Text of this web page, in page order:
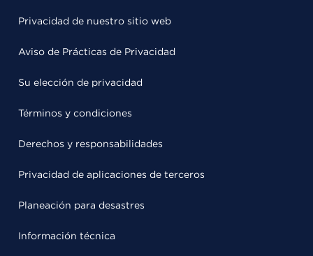
Privacidad de nuestro sitio web
Aviso de Prácticas de Privacidad
Su elección de privacidad
Términos y condiciones
Derechos y responsabilidades
Privacidad de aplicaciones de terceros
Planeación para desastres
Información técnica